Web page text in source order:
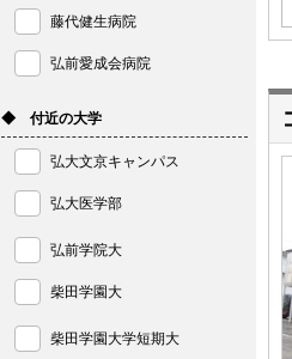
藤代健生病院
弘前愛成会病院
◆ 付近の大学
弘大文京キャンパス
弘大医学部
弘前学院大
柴田学園大
柴田学園大学短期大